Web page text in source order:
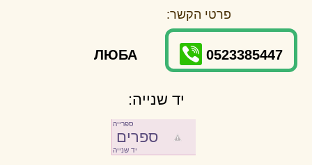
פרטי הקשר:
0523385447
ЛЮБА
יד שנייה:
יד שנייה
ספרייה
ספרים